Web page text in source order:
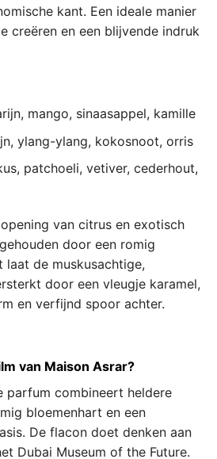
kant. Een ideale manier
creëren en een blijvende indruk
mango, sinaasappel, kamille
ylang-ylang, kokosnoot, orris
patchoeli, vetiver, cederhout,
van citrus en exotisch
door een romig
laat de muskusachtige,
door een vleugje karamel,
en verfijnd spoor achter.
van Maison Asrar?
parfum combineert heldere
bloemenhart en een
De flacon doet denken aan
Dubai Museum of the Future.